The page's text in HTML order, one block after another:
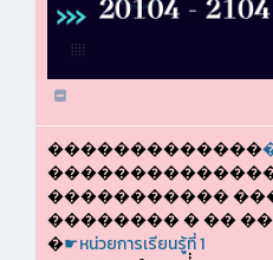
�������������
�����������
�������� � ��
�☛หน่วยการเรียนรู้ที่ 1